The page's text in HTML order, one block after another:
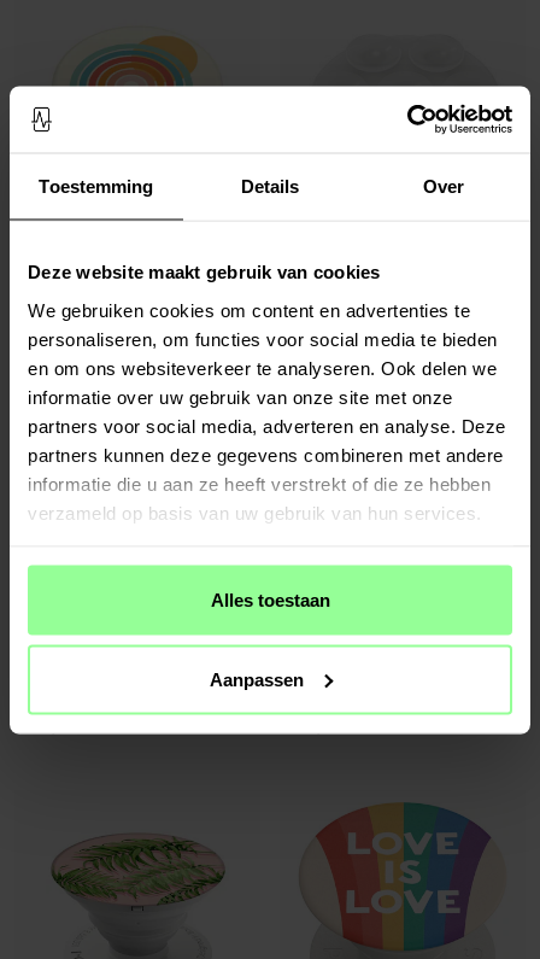
Toestemming Details Over
Deze website maakt gebruik van cookies
We gebruiken cookies om content en advertenties te
personaliseren, om functies voor social media te bieden
en om ons websiteverkeer te analyseren. Ook delen we
informatie over uw gebruik van onze site met onze
partners voor social media, adverteren en analyse. Deze
partners kunnen deze gegevens combineren met andere
informatie die u aan ze heeft verstrekt of die ze hebben
verzameld op basis van uw gebruik van hun services.
Alles toestaan
Aanpassen
PopSockets -PopGrip Stand/Houder
PopSockets -Suck-Up PopTop
Transparant
Beschikbaar 2026-08-14
PopGrip Stand/Houder
Op voorraad
PopSockets -
met Verwisselbare Top - Strawberry
Rain